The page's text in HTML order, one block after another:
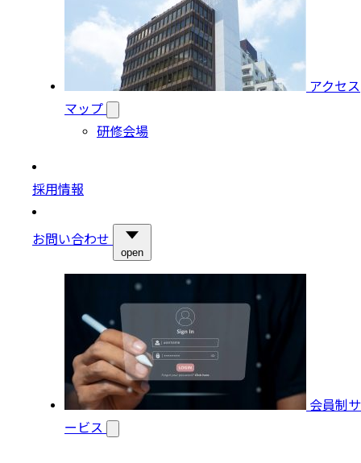
アクセス
マップ
研修会場
採用情報
お問い合わせ
open
会員制サ
ービス